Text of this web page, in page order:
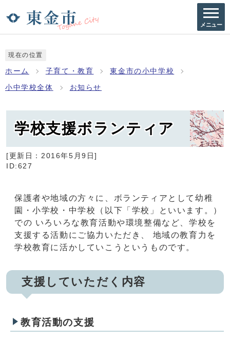
メニュー
現在の位置
ホーム 子育て・教育 東金市の小中学校
小中学校全体 お知らせ
学校支援ボランティア
[更新日： 2016年5月9日]
ID:627
保護者や地域の方々に、ボランティアとして幼稚
園・小学校・中学校（以下「学校」といいます。）
での いろいろな教育活動や環境整備など、学校を
支援する活動にご協力いただき、 地域の教育力を
学校教育に活かしていこうというものです。
支援していただく内容
教育活動の支援